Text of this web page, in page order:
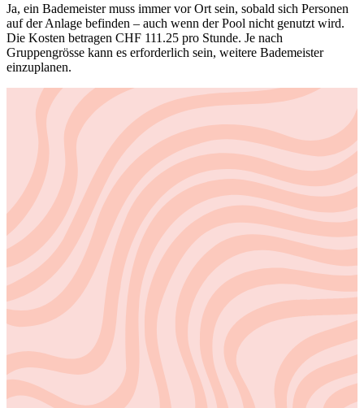
Ja, ein Bademeister muss immer vor Ort sein, sobald sich Personen
auf der Anlage befinden – auch wenn der Pool nicht genutzt wird.
Die Kosten betragen CHF 111.25 pro Stunde. Je nach
Gruppengrösse kann es erforderlich sein, weitere Bademeister
einzuplanen.